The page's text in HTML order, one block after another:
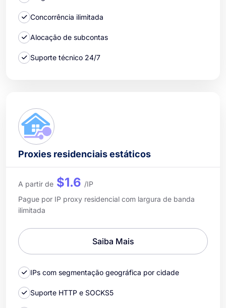
Concorrência ilimitada
Alocação de subcontas
Suporte técnico 24/7
Proxies residenciais estáticos
A partir de $1.6 /IP
Pague por IP proxy residencial com largura de banda
ilimitada
Saiba Mais
IPs com segmentação geográfica por cidade
Suporte HTTP e SOCKS5